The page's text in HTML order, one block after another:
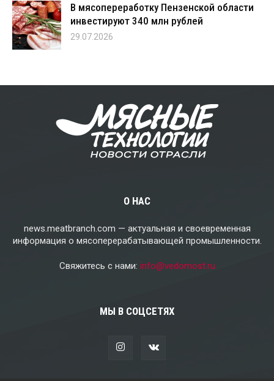
В мясопереработку Пензенской области
инвестируют 340 млн рублей
29.07.2026
О НАС
news.meatbranch.com — актуальная и своевременная
информация о мясоперерабатывающей промышленности.
Свяжитесь с нами: info@vedomost.ru
МЫ В СОЦСЕТЯХ